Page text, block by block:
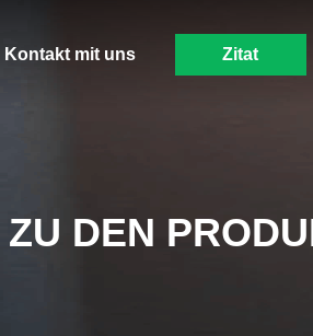
Kontakt mit uns Zitat
DEN